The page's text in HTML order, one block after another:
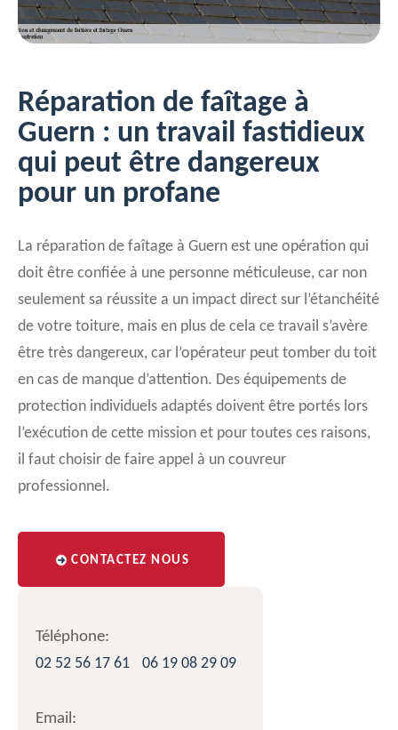
Réparation de faîtage à
Guern : un travail fastidieux
qui peut être dangereux
pour un profane
La réparation de faîtage à Guern est une opération qui
doit être confiée à une personne méticuleuse, car non
seulement sa réussite a un impact direct sur l’étanchéité
de votre toiture, mais en plus de cela ce travail s’avère
être très dangereux, car l’opérateur peut tomber du toit
en cas de manque d’attention. Des équipements de
protection individuels adaptés doivent être portés lors
l’exécution de cette mission et pour toutes ces raisons,
il faut choisir de faire appel à un couvreur
professionnel.
CONTACTEZ NOUS
Téléphone:
02 52 56 17 61
06 19 08 29 09
Email: